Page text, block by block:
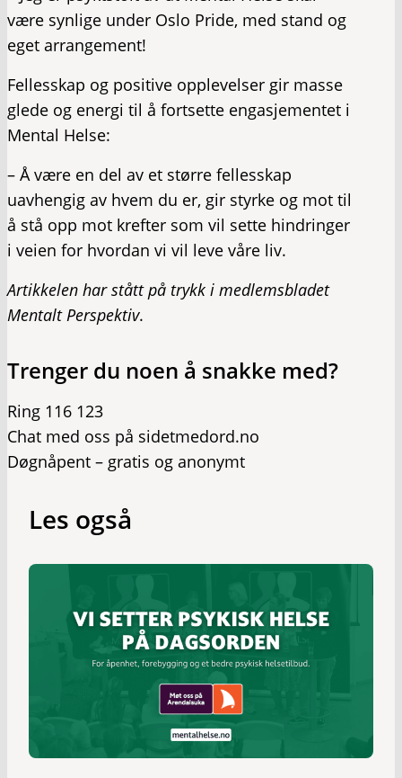
være synlige under Oslo Pride, med stand og
eget arrangement!
Fellesskap og positive opplevelser gir masse
glede og energi til å fortsette engasjementet i
Mental Helse:
– Å være en del av et større fellesskap
uavhengig av hvem du er, gir styrke og mot til
å stå opp mot krefter som vil sette hindringer
i veien for hvordan vi vil leve våre liv.
Artikkelen har stått på trykk i medlemsbladet
Mentalt Perspektiv.
Trenger du noen å snakke med?
Ring 116 123
Chat med oss på sidetmedord.no
Døgnåpent – gratis og anonymt
Les også